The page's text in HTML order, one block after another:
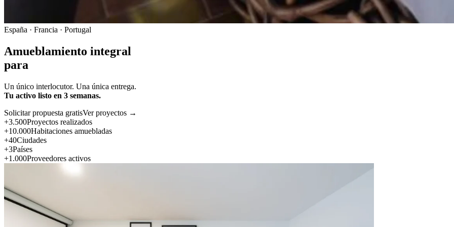
España · Francia · Portugal
Amueblamiento integral
para
Un único interlocutor. Una única entrega.
Tu activo listo en 3 semanas.
Solicitar propuesta gratisVer proyectos →
+3.500Proyectos realizados
+10.000Habitaciones amuebladas
+40Ciudades
+3Países
+1.000Proveedores activos